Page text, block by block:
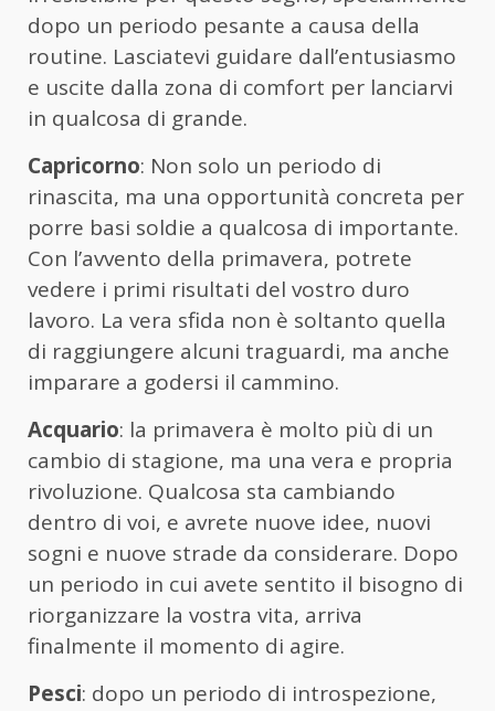
dopo un periodo pesante a causa della
routine. Lasciatevi guidare dall’entusiasmo
e uscite dalla zona di comfort per lanciarvi
in qualcosa di grande.
Capricorno: Non solo un periodo di
rinascita, ma una opportunità concreta per
porre basi soldie a qualcosa di importante.
Con l’avvento della primavera, potrete
vedere i primi risultati del vostro duro
lavoro. La vera sfida non è soltanto quella
di raggiungere alcuni traguardi, ma anche
imparare a godersi il cammino.
Acquario: la primavera è molto più di un
cambio di stagione, ma una vera e propria
rivoluzione. Qualcosa sta cambiando
dentro di voi, e avrete nuove idee, nuovi
sogni e nuove strade da considerare. Dopo
un periodo in cui avete sentito il bisogno di
riorganizzare la vostra vita, arriva
finalmente il momento di agire.
Pesci: dopo un periodo di introspezione,